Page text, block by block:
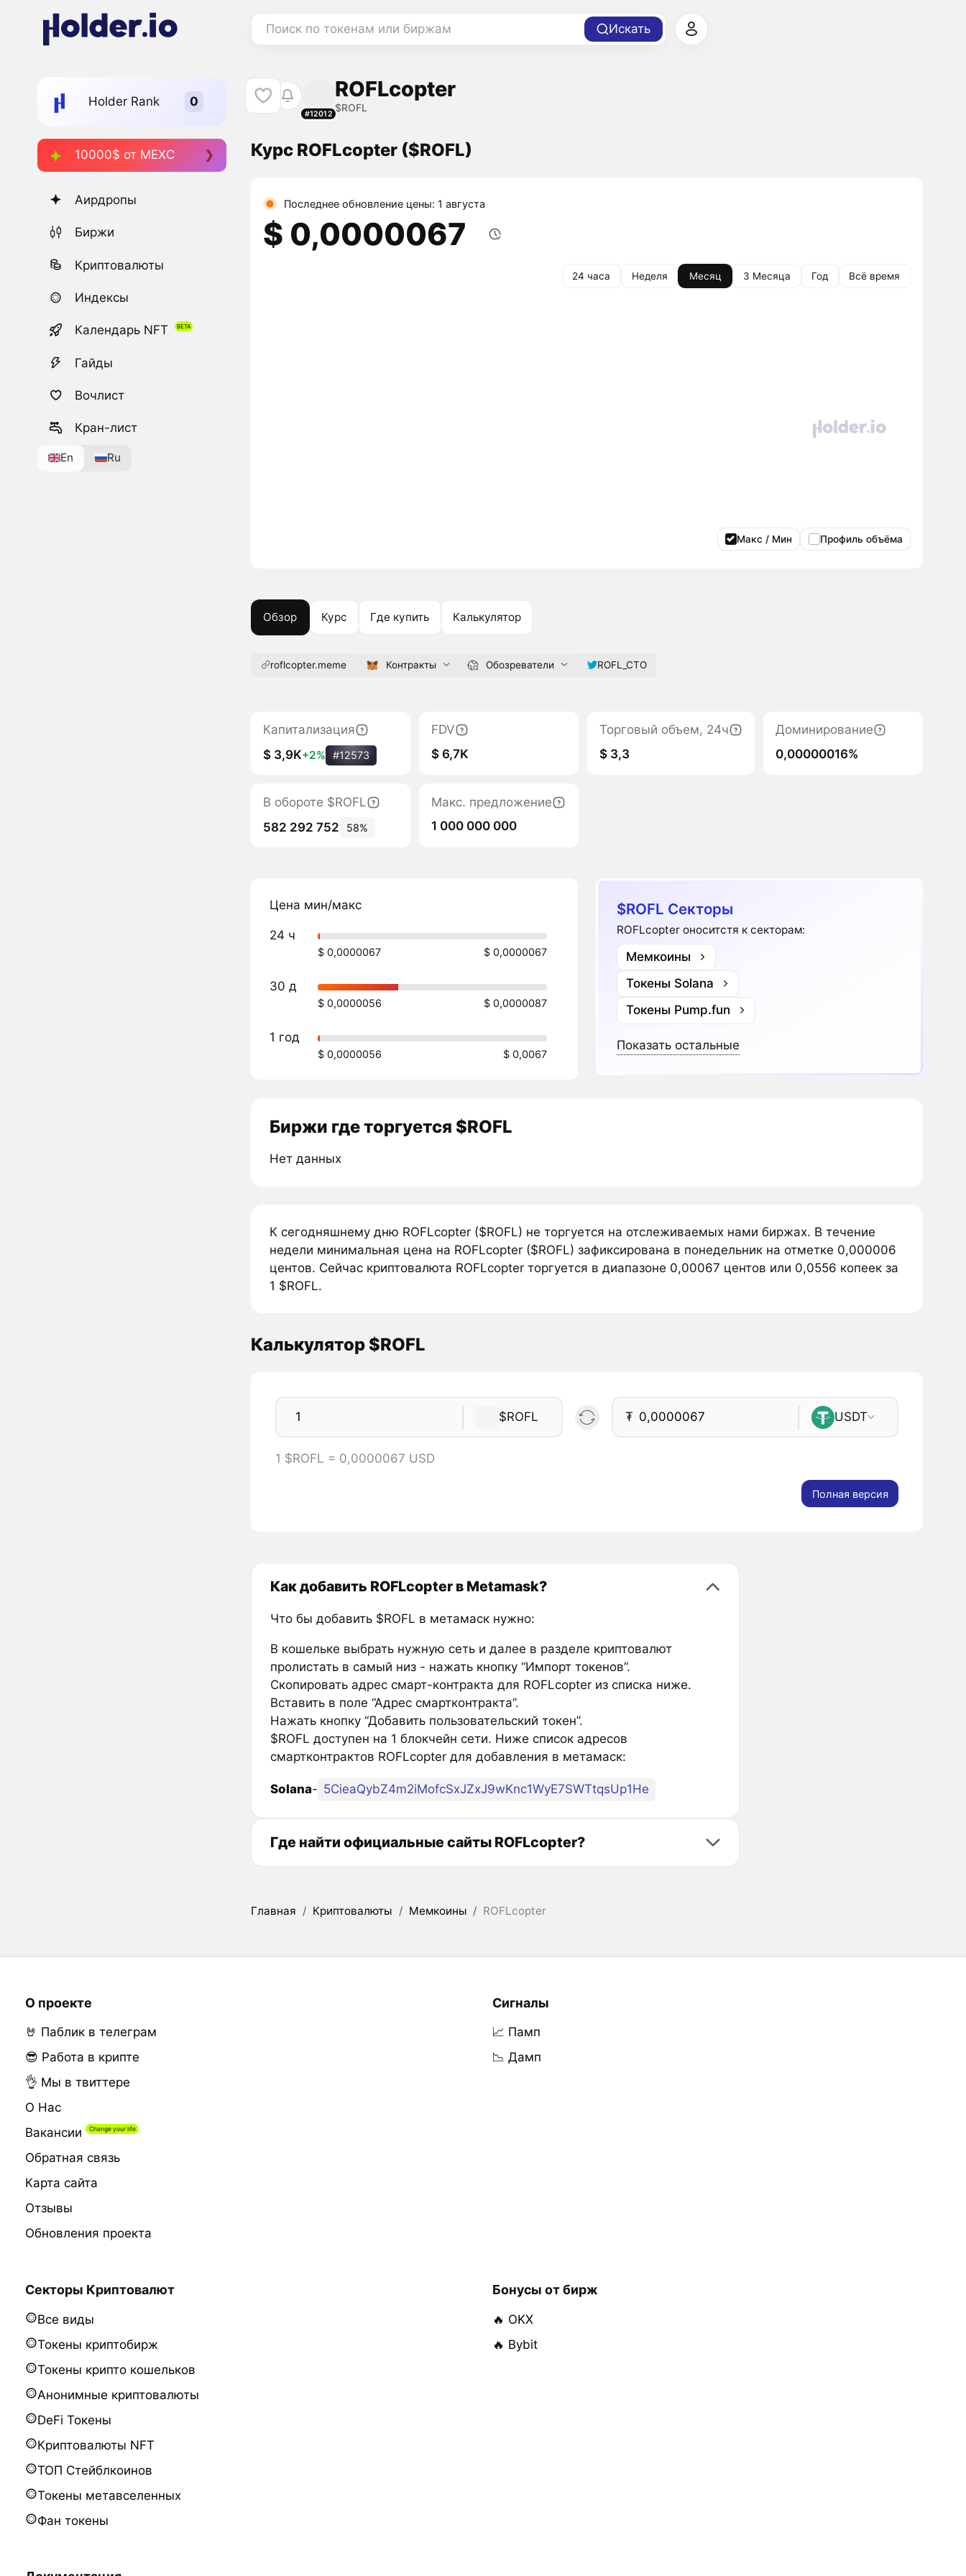
Поиск по токенам или биржам Искать
Holder Rank
10000$ от MEXC
Аирдропы
Биржи
Криптовалюты
Индексы
Календарь NFT
Гайды
Вочлист
Кран-лист
En Ru
#12012
ROFLcopter
$ROFL
Курс ROFLcopter ($ROFL)
Последнее обновление цены: 1 августа
$ 0,0000067
24 часа Неделя Месяц 3 Месяца Год Всё время
Макс / Мин Профиль объёма
Обзор Курс Где купить Калькулятор
roflcopter.meme Контракты Обозреватели ROFL_CTO
Капитализация
$ 3,9K+2% #12573
FDV
$ 6,7K
Торговый объем, 24ч
$ 3,3
Доминирование
0,00000016%
В обороте $ROFL
582 292 752
58%
Макс. предложение
1 000 000 000
Цена мин/макс
24 ч
$ 0,0000067 $ 0,0000067
30 д
$ 0,0000056 $ 0,0000087
1 год
$ 0,0000056 $ 0,0067
$ROFL Секторы
ROFLcopter оноситстя к секторам:
Мемкоины
Токены Solana
Токены Pump.fun
Показать остальные
Биржи где торгуется $ROFL
Нет данных
К сегодняшнему дню ROFLcopter ($ROFL) не торгуется на отслеживаемых нами биржах. В течение
недели минимальная цена на ROFLcopter ($ROFL) зафиксирована в понедельник на отметке 0,000006
центов. Сейчас криптовалюта ROFLcopter торгуется в диапазоне 0,00067 центов или 0,0556 копеек за
1 $ROFL.
Калькулятор $ROFL
$ROFL ₮ USDT
1 $ROFL = 0,0000067 USD
Полная версия
Как добавить ROFLcopter в Metamask?
Что бы добавить $ROFL в метамаск нужно:
В кошельке выбрать нужную сеть и далее в разделе криптовалют
пролистать в самый низ - нажать кнопку “Импорт токенов”.
Скопировать адрес смарт-контракта для ROFLcopter из списка ниже.
Вставить в поле “Адрес смартконтракта”.
Нажать кнопку “Добавить пользовательский токен”.
$ROFL доступен на 1 блокчейн сети. Ниже список адресов
смартконтрактов ROFLcopter для добавления в метамаск:
Solana- 5CieaQybZ4m2iMofcSxJZxJ9wKnc1WyE7SWTtqsUp1He
Где найти официальные сайты ROFLcopter?
Главная / Криптовалюты / Мемкоины / ROFLcopter
О проекте
🤘 Паблик в телеграм
😎 Работа в крипте
👌 Мы в твиттере
О Нас
Вакансии
Обратная связь
Карта сайта
Отзывы
Обновления проекта
Сигналы
📈 Памп
📉 Дамп
Секторы Криптовалют
Все виды
Токены криптобирж
Токены крипто кошельков
Анонимные криптовалюты
DeFi Токены
Криптовалюты NFT
ТОП Стейблкоинов
Токены метавселенных
Фан токены
Бонусы от бирж
🔥 OKX
🔥 Bybit